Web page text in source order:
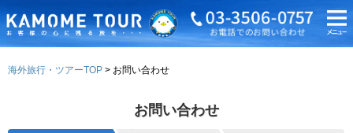
海外旅行・ツアーTOP お問い合わせ
お問い合わせ